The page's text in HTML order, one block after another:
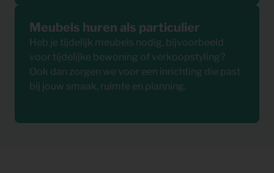
Meubels huren als particulier
Heb je tijdelijk meubels nodig, bijvoorbeeld
voor tijdelijke bewoning of verkoopstyling?
Ook dan zorgen we voor een inrichting die past
bij jouw smaak, ruimte en planning.